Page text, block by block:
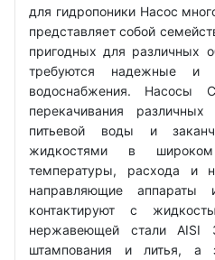
для гидропоники Насос
представляет собой
пригодных для различных
требуются надежные и
водоснабжения. Насосы
перекачивания
питьевой воды и
жидкостями в широком
температуры, расхода и
направляющие
контактируют с
нержавеющей стали
штампования и литья, а